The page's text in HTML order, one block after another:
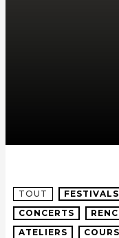
TOUT FESTIVALS
CONCERTS
ATELIERS